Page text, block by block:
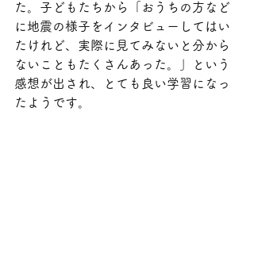
た。子どもたちから「おうちの方など
に地震の様子をインタビューしてはい
たけれど、実際に見てみないと分から
ないこともたくさんあった。」という
感想が出され、とても良い学習になっ
たようです。